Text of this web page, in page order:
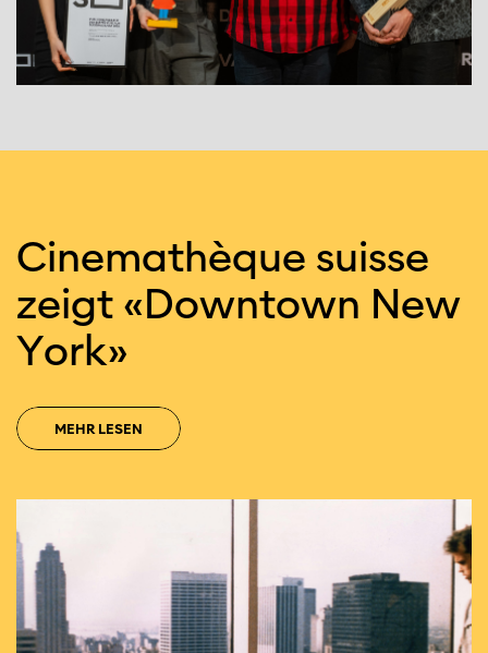
Cine­ma­thèque suisse
zeigt «Down­town New
York»
MEHR LESEN